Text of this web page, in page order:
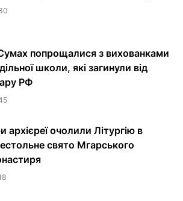
попрощалися з вихованками
школи, які загинули від
РФ
архієреї очолили Літургію в
свято Мгарського